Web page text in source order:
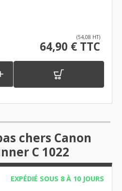
(54,08 HT)
64,90 € TTC
chers Canon
C 1022
EXPÉDIÉ SOUS 8 À 10 JOURS